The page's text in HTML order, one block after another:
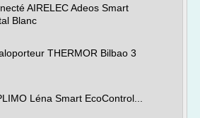
AIRELEC Adeos Smart
Blanc
THERMOR Bilbao 3
Léna Smart EcoControl...